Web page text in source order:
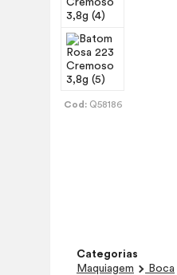
Cod: Q58186
Categorias
Maquiagem
Boca